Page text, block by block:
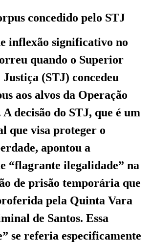
concedido pelo STJ
inflexão significativo no
quando o Superior
(STJ) concedeu
aos alvos da Operação
decisão do STJ, que é um
que visa proteger o
apontou a
“flagrante ilegalidade” na
de prisão temporária que
pela Quinta Vara
de Santos. Essa
se referia especificamente